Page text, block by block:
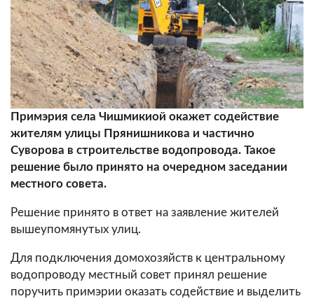
Примэрия села Чишмикиой окажет содействие
жителям улицы Прянишникова и частично
Суворова в строительстве водопровода. Такое
решение было принято на очередном заседании
местного совета.
Решение принято в ответ на заявление жителей
вышеупомянутых улиц.
Для подключения домохозяйств к центральному
водопроводу местный совет принял решение
поручить примэрии оказать содействие и выделить